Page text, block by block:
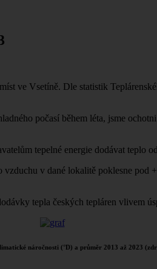
ve Vsetíně. Dle statistik
počasí během léta, jsme
tepelné energie dodávat teplo
v dané lokalitě poklesne pod
tepla českých tepláren vlivem
náročnosti (°D) a průměr 2013 až 2023